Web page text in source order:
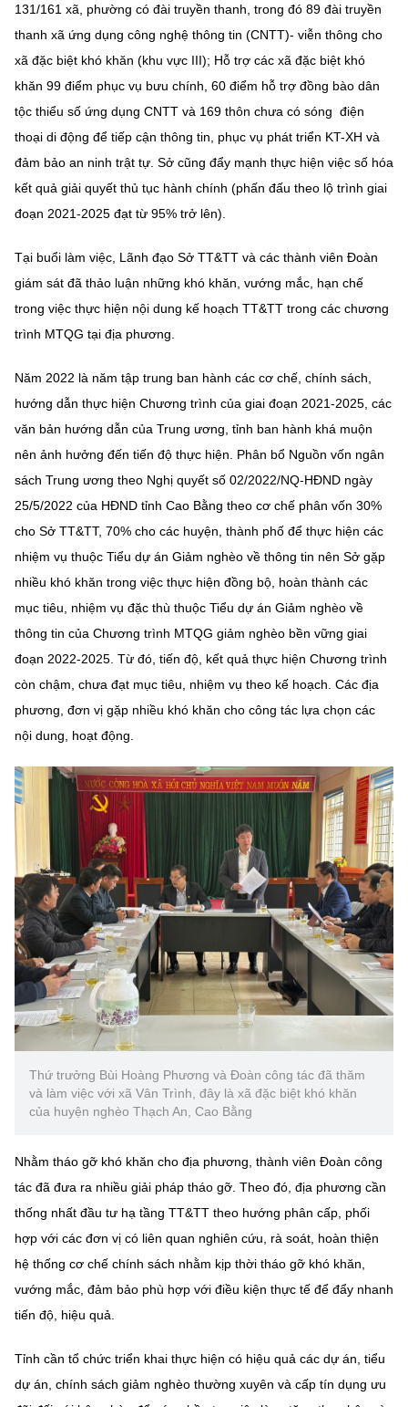
Cơ quan chủ quản: Bộ Khoa học và Công nghệ (MST)
Chịu trách nhiệm nội dung: Nguyễn Thị Hải Hằng
Giám đốc Trung tâm Truyền thông Khoa học và Công nghệ.
Liên hệ
Địa chỉ: Ban Biên tập Cổng TTĐT - 18 Nguyễn Du, TP. Hà Nội
Email:stc@mst.gov.vn
©2026 Bản quyền thuộc Bộ Khoa Học và Công Nghệ
(Ghi rõ nguồn "https://mst.gov.vn" khi phát hành lại thông tin từ
131/161 xã, phường có đài truyền thanh, trong đó 89 đài truyền
thanh xã ứng dụng công nghệ thông tin (CNTT)- viễn thông cho
xã đặc biệt khó khăn (khu vực III); Hỗ trợ các xã đặc biệt khó
khăn 99 điểm phục vụ bưu chính, 60 điểm hỗ trợ đồng bào dân
tộc thiểu số ứng dụng CNTT và 169 thôn chưa có sóng điện
thoại di động để tiếp cận thông tin, phục vụ phát triển KT-XH và
đảm bảo an ninh trật tự. Sở cũng đẩy mạnh thực hiện việc số hóa
kết quả giải quyết thủ tục hành chính (phấn đấu theo lộ trình giai
đoạn 2021-2025 đạt từ 95% trở lên).
Tại buổi làm việc, Lãnh đạo Sở TT&TT và các thành viên Đoàn
giám sát đã thảo luận những khó khăn, vướng mắc, hạn chế
trong việc thực hiện nội dung kế hoạch TT&TT trong các chương
trình MTQG tại địa phương.
Năm 2022 là năm tập trung ban hành các cơ chế, chính sách,
hướng dẫn thực hiện Chương trình của giai đoạn 2021-2025, các
văn bản hướng dẫn của Trung ương, tỉnh ban hành khá muộn
nên ảnh hưởng đến tiến độ thực hiện. Phân bổ Nguồn vốn ngân
sách Trung ương theo Nghị quyết số 02/2022/NQ-HĐND ngày
25/5/2022 của HĐND tỉnh Cao Bằng theo cơ chế phân vốn 30%
cho Sở TT&TT, 70% cho các huyện, thành phố để thực hiện các
nhiệm vụ thuộc Tiểu dự án Giảm nghèo về thông tin nên Sở gặp
nhiều khó khăn trong việc thực hiện đồng bộ, hoàn thành các
mục tiêu, nhiệm vụ đặc thù thuộc Tiểu dự án Giảm nghèo về
thông tin của Chương trình MTQG giảm nghèo bền vững giai
đoạn 2022-2025. Từ đó, tiến độ, kết quả thực hiện Chương trình
còn chậm, chưa đạt mục tiêu, nhiệm vụ theo kế hoạch. Các địa
phương, đơn vị gặp nhiều khó khăn cho công tác lựa chọn các
nội dung, hoạt động.
Thứ trưởng Bùi Hoàng Phương và Đoàn công tác đã thăm
và làm việc với xã Vân Trình, đây là xã đặc biệt khó khăn
của huyện nghèo Thạch An, Cao Bằng
Nhằm tháo gỡ khó khăn cho địa phương, thành viên Đoàn công
tác đã đưa ra nhiều giải pháp tháo gỡ. Theo đó, địa phương cần
thống nhất đầu tư hạ tầng TT&TT theo hướng phân cấp, phối
hợp với các đơn vị có liên quan nghiên cứu, rà soát, hoàn thiện
hệ thống cơ chế chính sách nhằm kịp thời tháo gỡ khó khăn,
vướng mắc, đảm bảo phù hợp với điều kiện thực tế để đẩy nhanh
tiến độ, hiệu quả.
Tỉnh cần tổ chức triển khai thực hiện có hiệu quả các dự án, tiểu
dự án, chính sách giảm nghèo thường xuyên và cấp tín dụng ưu